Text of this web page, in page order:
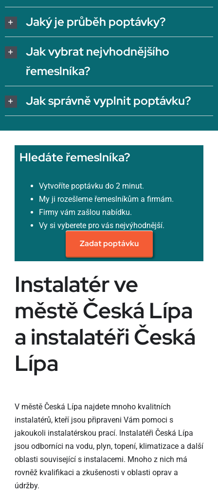
Jaký je průběh poptávky?
Jak vybrat nejvhodnějšího
řemeslníka?
Jak správně vyplnit poptávku?
Hledáte řemeslníka?
Vytvoříte poptávku do 2 minut.
My ji rozešleme řemeslníkům a firmám.
Firmy vám zašlou nabídku.
Vy si vyberete pro vás nejvýhodnější.
Zadat poptávku
Instalatér ve
městě Česká Lípa
a instalatéři Česká
Lípa
V městě Česká Lípa najdete mnoho kvalitních
instalatérů, kteří jsou připraveni Vám pomoci s
jakoukoli instalatérskou prací. Instalatéři Česká Lípa
jsou odborníci na vodu, plyn, topení, klimatizace a další
oblasti související s instalacemi. Mnoho z nich má
rovněž kvalifikaci a zkušenosti v oblasti oprav a
údržby.